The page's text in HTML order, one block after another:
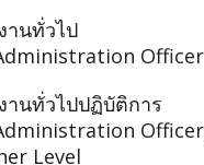
านทั่วไป
Officer
านทั่วไปปฏิบัติการ
Level